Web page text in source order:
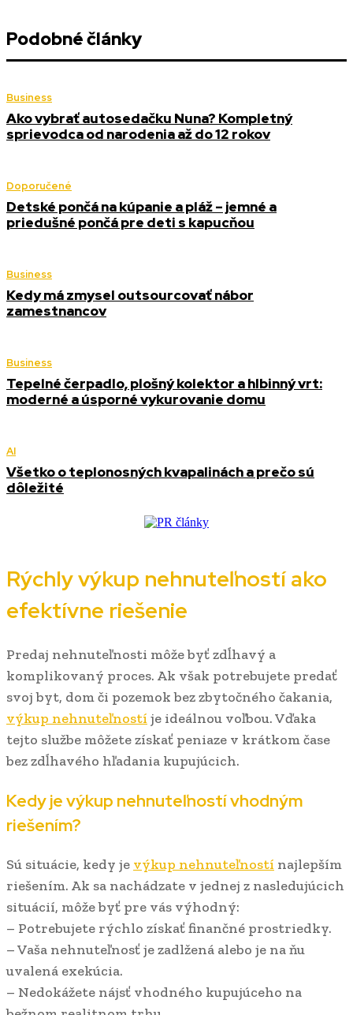
Podobné články
Business
Ako vybrať autosedačku Nuna? Kompletný
sprievodca od narodenia až do 12 rokov
Doporučené
Detské pončá na kúpanie a pláž – jemné a
priedušné pončá pre deti s kapucňou
Business
Kedy má zmysel outsourcovať nábor
zamestnancov
Business
Tepelné čerpadlo, plošný kolektor a hlbinný vrt:
moderné a úsporné vykurovanie domu
AI
Všetko o teplonosných kvapalinách a prečo sú
dôležité
Rýchly výkup nehnuteľností ako
efektívne riešenie
Predaj nehnuteľnosti môže byť zdĺhavý a
komplikovaný proces. Ak však potrebujete predať
svoj byt, dom či pozemok bez zbytočného čakania,
výkup nehnuteľností je ideálnou voľbou. Vďaka
tejto službe môžete získať peniaze v krátkom čase
bez zdĺhavého hľadania kupujúcich.
Kedy je výkup nehnuteľností vhodným
riešením?
Sú situácie, kedy je výkup nehnuteľností najlepším
riešením. Ak sa nachádzate v jednej z nasledujúcich
situácií, môže byť pre vás výhodný:
– Potrebujete rýchlo získať finančné prostriedky.
– Vaša nehnuteľnosť je zadlžená alebo je na ňu
uvalená exekúcia.
– Nedokážete nájsť vhodného kupujúceho na